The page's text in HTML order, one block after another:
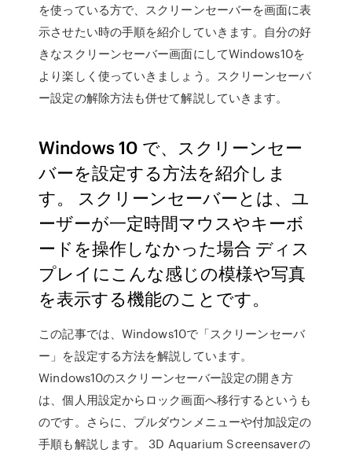
を使っている方で、スクリーンセーバーを画面に表
示させたい時の手順を紹介していきます。自分の好
きなスクリーンセーバー画面にしてWindows10を
より楽しく使っていきましょう。スクリーンセーバ
ー設定の解除方法も併せて解説していきます。
Windows 10 で、スクリーンセー
バーを設定する方法を紹介しま
す。 スクリーンセーバーとは、ユ
ーザーが一定時間マウスやキーボ
ードを操作しなかった場合 ディス
プレイにこんな感じの模様や写真
を表示する機能のことです。
この記事では、Windows10で「スクリーンセーバ
ー」を設定する方法を解説しています。
Windows10のスクリーンセーバー設定の開き方
は、個人用設定からロック画面へ移行するというも
のです。さらに、プルダウンメニューや付加設定の
手順も解説します。 3D Aquarium Screensaverの